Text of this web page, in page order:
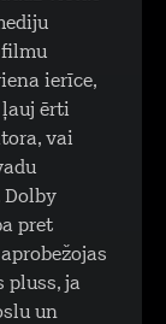
filmu
ierīce,
ērti
vai
Dolby
pret
pluss, ja
un